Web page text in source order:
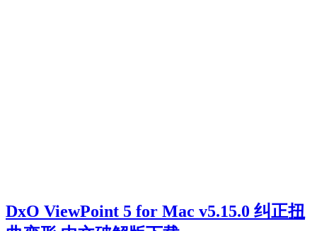
DxO ViewPoint 5 for Mac v5.15.0 纠正扭